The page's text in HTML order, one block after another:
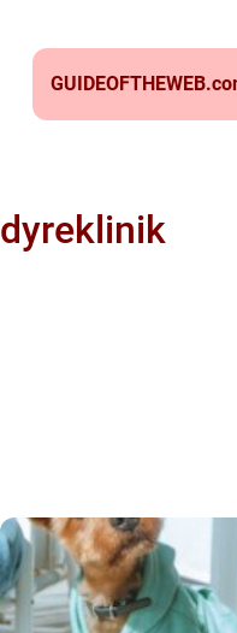
GUIDEOFTHEWEB.
dyreklinik